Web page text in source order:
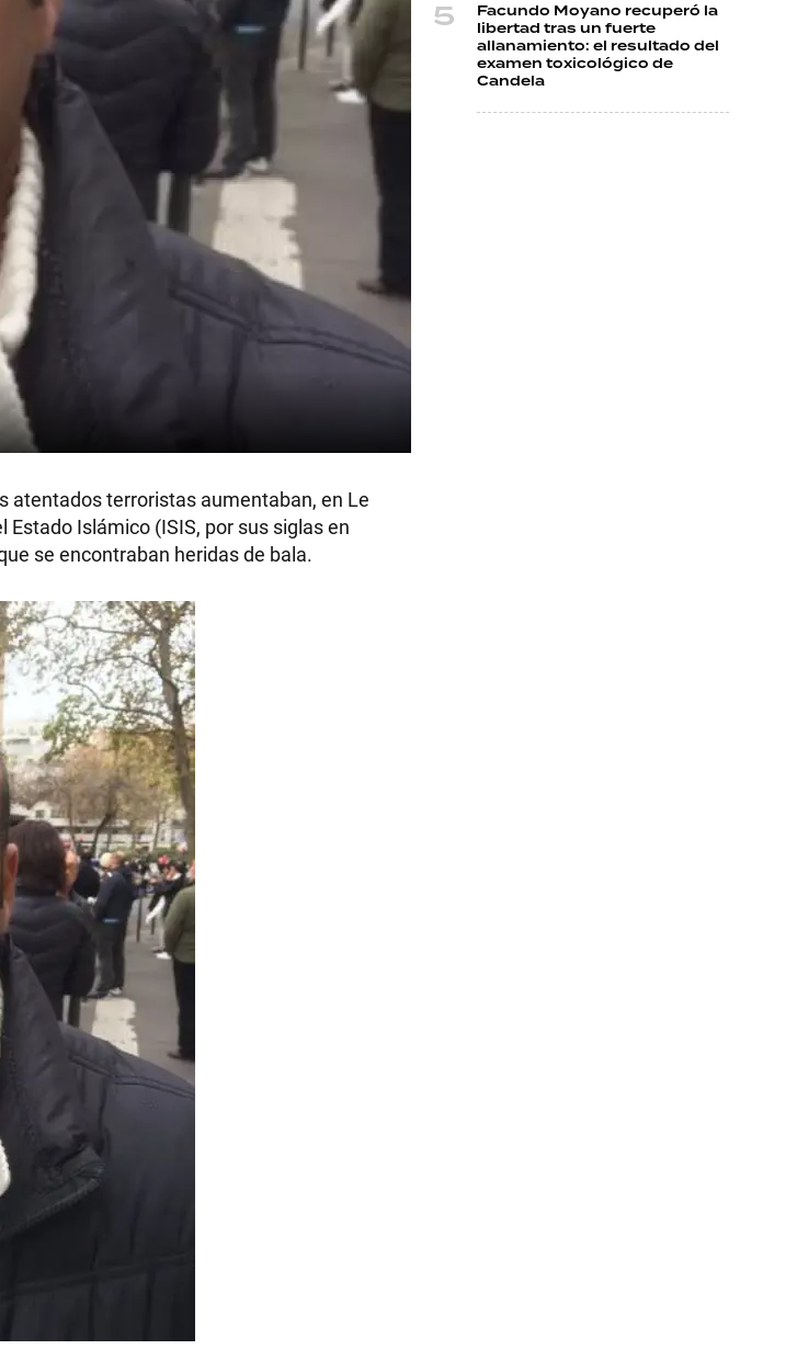
atentados terroristas aumentaban, en Le
Islámico (ISIS, por sus siglas en
se encontraban heridas de bala.
Facundo Moyano recuperó la
libertad tras un fuerte
allanamiento: el resultado del
examen toxicológico de
Candela